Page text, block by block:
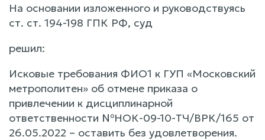
На основании изложенного и руководствуясь
ст. ст. 194-198 ГПК РФ, суд
решил:
Исковые требования ФИО1 к ГУП «Московский
метрополитен» об отмене приказа о
привлечении к дисциплинарной
ответственности №НОК-09-10-ТЧ/ВРК/165 от
26.05.2022 – оставить без удовлетворения.